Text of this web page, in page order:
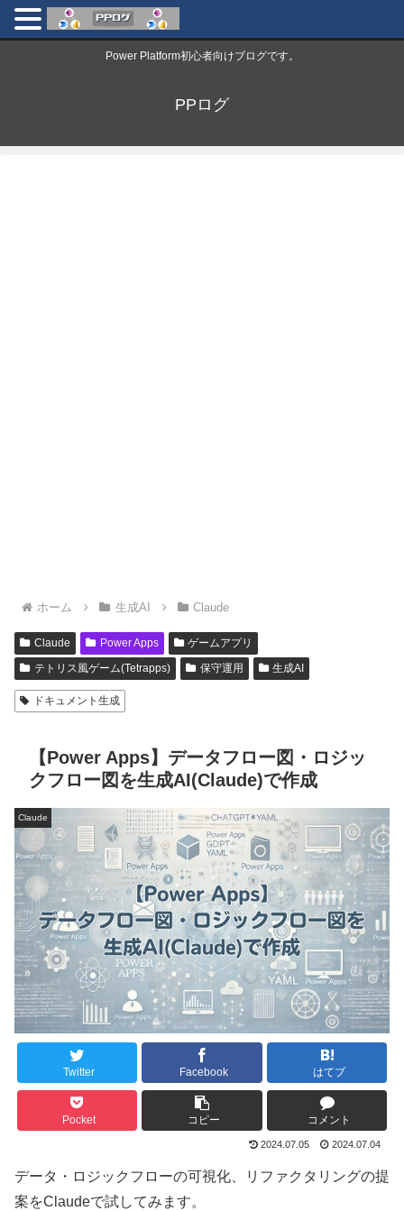
Power Platform初心者向けブログです。
PPログ
ホーム 生成AI Claude
Claude Power Apps
ゲームアプリ
テトリス風ゲーム(Tetrapps)
保守運用 生成AI
ドキュメント生成
【Power Apps】データフロー図・ロジッ
クフロー図を生成AI(Claude)で作成
Claude
Twitter Facebook はてブ
Pocket コピー コメント
2024.07.05 2024.07.04
データ・ロジックフローの可視化、リファクタリングの提
案をClaudeで試してみます。